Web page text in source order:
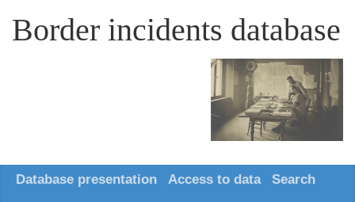
Border incidents database
Database presentation Access to data Search